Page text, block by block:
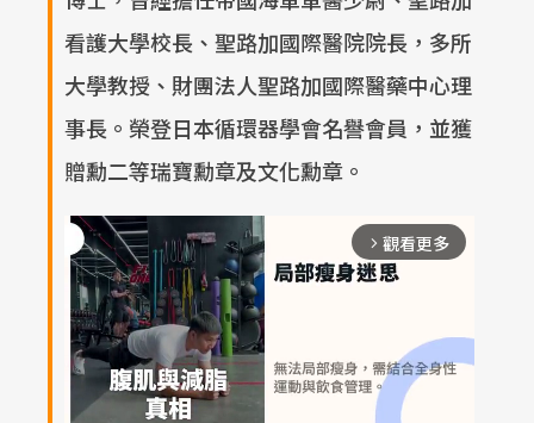
看護大學校長、聖路加國際醫院院長，多所
大學教授、財團法人聖路加國際醫藥中心理
事長。榮登日本循環器學會名譽會員，並獲
贈勳二等瑞寶勳章及文化勳章。
arrow_forward_ios 觀看更多